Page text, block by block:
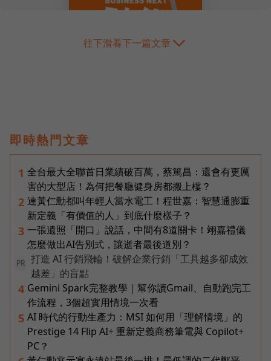
往下滑看下一篇文章
即時熱門文章
1 全台最大全聯首日業績破百萬，蔡篤昌：還會有更厲
害的大型店！為何把餐廳健身房都搬上樓？
2 連黃仁勳都叫年輕人當水電工！程世嘉：智慧通膨重
新定義「有價值的人」到底什麼樣子？
3 一張遺照「開口」說話，中間有8道關卡！翊嘉禮儀
怎麼做出AI告別式，讓逝者最後道別？
PR
打造 AI 行銷飛輪！破解企業行銷「工具越多卻成效
越差」的盲點
4 Gemini Spark完整教學｜幫你讀Gmail、自動跑完工
作流程，3個超實用情境一次看
5 AI 時代的行動生產力：MSI 如何用「理解情境」的
Prestige 14 Flip AI+ 重新定義商務筆電與 Copilot+
PC？